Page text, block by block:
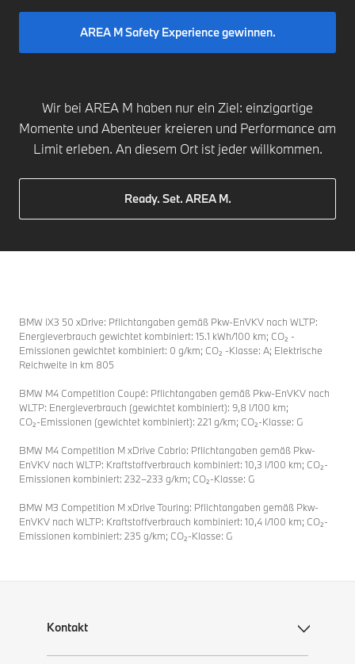
AREA M Safety Experience gewinnen.
Wir bei AREA M haben nur ein Ziel: einzigartige
Momente und Abenteuer kreieren und Performance am
Limit erleben. An diesem Ort ist jeder willkommen.
Ready. Set. AREA M.
BMW iX3 50 xDrive: Pflichtangaben gemäß Pkw-EnVKV nach WLTP:
Energieverbrauch gewichtet kombiniert: 15.1 kWh/100 km; CO₂ -
Emissionen gewichtet kombiniert: 0 g/km; CO₂ -Klasse: A; Elektrische
Reichweite in km 805
BMW M4 Competition Coupé: Pflichtangaben gemäß Pkw‑EnVKV nach
WLTP: Energieverbrauch (gewichtet kombiniert): 9,8 l/100 km;
CO₂‑Emissionen (gewichtet kombiniert): 221 g/km; CO₂‑Klasse: G
BMW M4 Competition M xDrive Cabrio: Pflichtangaben gemäß Pkw-
EnVKV nach WLTP: Kraftstoffverbrauch kombiniert: 10,3 l/100 km; CO₂-
Emissionen kombiniert: 232–233 g/km; CO₂-Klasse: G
BMW M3 Competition M xDrive Touring: Pflichtangaben gemäß Pkw-
EnVKV nach WLTP: Kraftstoffverbrauch kombiniert: 10,4 l/100 km; CO₂-
Emissionen kombiniert: 235 g/km; CO₂-Klasse: G
Kontakt